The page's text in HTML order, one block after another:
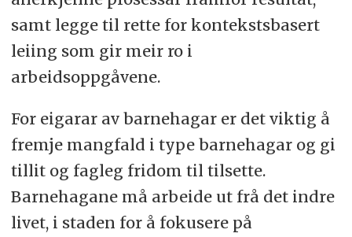
samt legge til rette for kontekstsbasert
leiing som gir meir ro i
arbeidsoppgåvene.
For eigarar av barnehagar er det viktig å
fremje mangfald i type barnehagar og gi
tillit og fagleg fridom til tilsette.
Barnehagane må arbeide ut frå det indre
livet, i staden for å fokusere på